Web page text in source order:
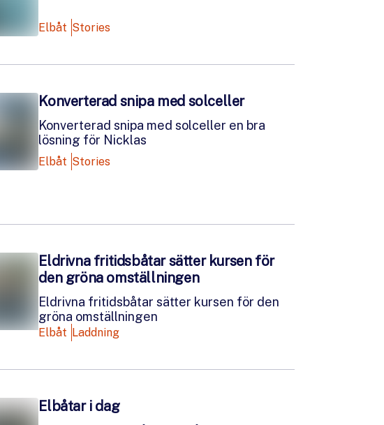
Elbåt Stories
Konverterad snipa med solceller
Konverterad snipa med solceller en bra
lösning för Nicklas
Elbåt Stories
Eldrivna fritidsbåtar sätter kursen för
den gröna omställningen
Eldrivna fritidsbåtar sätter kursen för den
gröna omställningen
Elbåt Laddning
Elbåtar i dag